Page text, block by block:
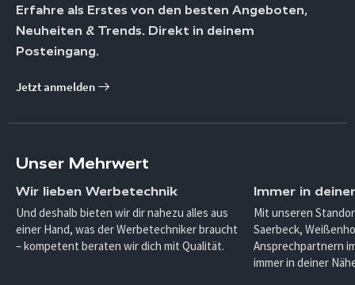
Erfahre als Erstes von den besten Angeboten,
Neuheiten & Trends. Direkt in deinem
Posteingang.
Jetzt anmelden
Unser Mehrwert
Wir lieben Werbetechnik
Und deshalb bieten wir dir nahezu alles aus
einer Hand, was der Werbetechniker braucht
– kompetent beraten wir dich mit Qualität.
Immer in
Mit unseren
Saerbeck,
Ansprechpartnern
immer in deiner